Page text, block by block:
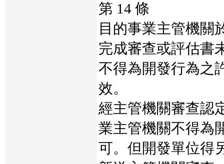
第 14 條
目的事業主管機關
完成審查或評估書
不得為開發行為之
效。
經主管機關審查認
業主管機關不得為
可。但開發單位得